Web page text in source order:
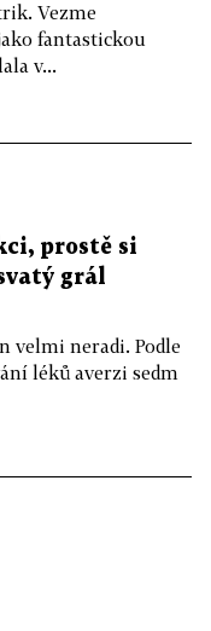
Vezme
fantastickou
v...
prostě si
grál
velmi neradi. Podle
léků averzi sedm